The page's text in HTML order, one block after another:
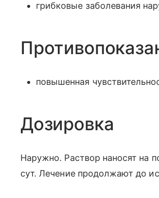
грибковые заболевания
повышенная
Дозировка
Наружно. Раствор наносят на
сут. Лечение продолжают до